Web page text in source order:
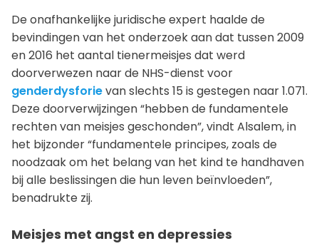
De onafhankelijke juridische expert haalde de
bevindingen van het onderzoek aan dat tussen 2009
en 2016 het aantal tienermeisjes dat werd
doorverwezen naar de NHS-dienst voor
genderdysforievan slechts 15 is gestegen naar 1.071.
Deze doorverwijzingen “hebben de fundamentele
rechten van meisjes geschonden”, vindt Alsalem, in
het bijzonder “fundamentele principes, zoals de
noodzaak om het belang van het kind te handhaven
bij alle beslissingen die hun leven beïnvloeden”,
benadrukte zij.
Meisjes met angst en depressies